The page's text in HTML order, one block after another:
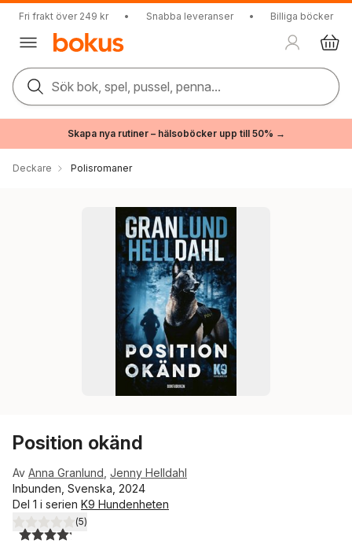
Fri frakt över 249 kr • Snabba leveranser • Billiga böcker
Sök bok, spel, pussel, penna...
Skapa nya rutiner – hälsoböcker upp till 50% →
Deckare Polisromaner
Position okänd
Av Anna Granlund Jenny Helldahl
Inbunden, Svenska, 2024
Del 1 i serien K9 Hundenheten
4,2utav 5 stjärnor. Totalt antal röster:
(5)